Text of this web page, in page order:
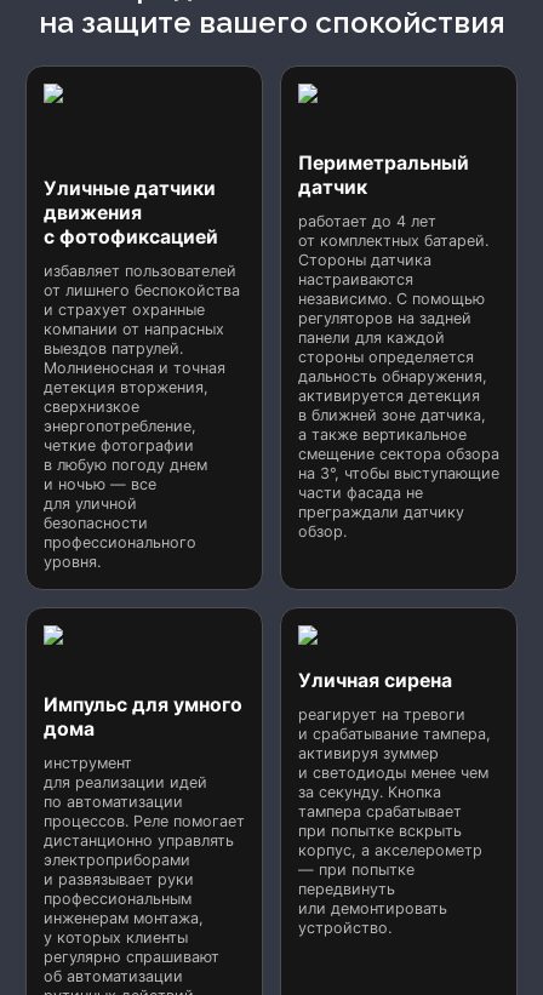
на защите вашего спокойствия
Уличные датчики
движения
с фотофиксацией
избавляет пользователей
от лишнего беспокойства
и страхует охранные
компании от напрасных
выездов патрулей.
Молниеносная и точная
детекция вторжения,
сверхнизкое
энергопотребление,
четкие фотографии
в любую погоду днем
и ночью — все
для уличной
безопасности
профессионального
уровня.
Периметральный
датчик
работает до 4 лет
от комплектных батарей.
Стороны датчика
настраиваются
независимо. С помощью
регуляторов на задней
панели для каждой
стороны определяется
дальность обнаружения,
активируется детекция
в ближней зоне датчика,
а также вертикальное
смещение сектора обзора
на 3°, чтобы выступающие
части фасада не
преграждали датчику
обзор.
Импульс для умного
дома
инструмент
для реализации идей
по автоматизации
процессов. Реле помогает
дистанционно управлять
электроприборами
и развязывает руки
профессиональным
инженерам монтажа,
у которых клиенты
регулярно спрашивают
об автоматизации
Уличная сирена
реагирует на тревоги
и срабатывание тампера,
активируя зуммер
и светодиоды менее чем
за секунду. Кнопка
тампера срабатывает
при попытке вскрыть
корпус, а акселерометр
— при попытке
передвинуть
или демонтировать
устройство.